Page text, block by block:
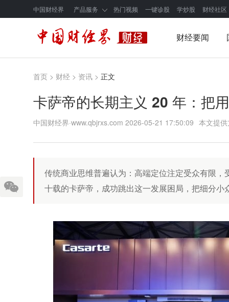
中国财经界 产品服务 热门视频 一键诊股 学炒股 财经社区
财经要闻
首页 > 财经 > 资讯 > 正文
卡萨帝的长期主义 20 年：把
中国财经界·www.qbjrxs.com 2026-05-21 17:50:09 本文提
传统商业思维普遍认为：高端定位注定受众有限
十载的卡萨帝，成功跳出这一发展困局，把细分